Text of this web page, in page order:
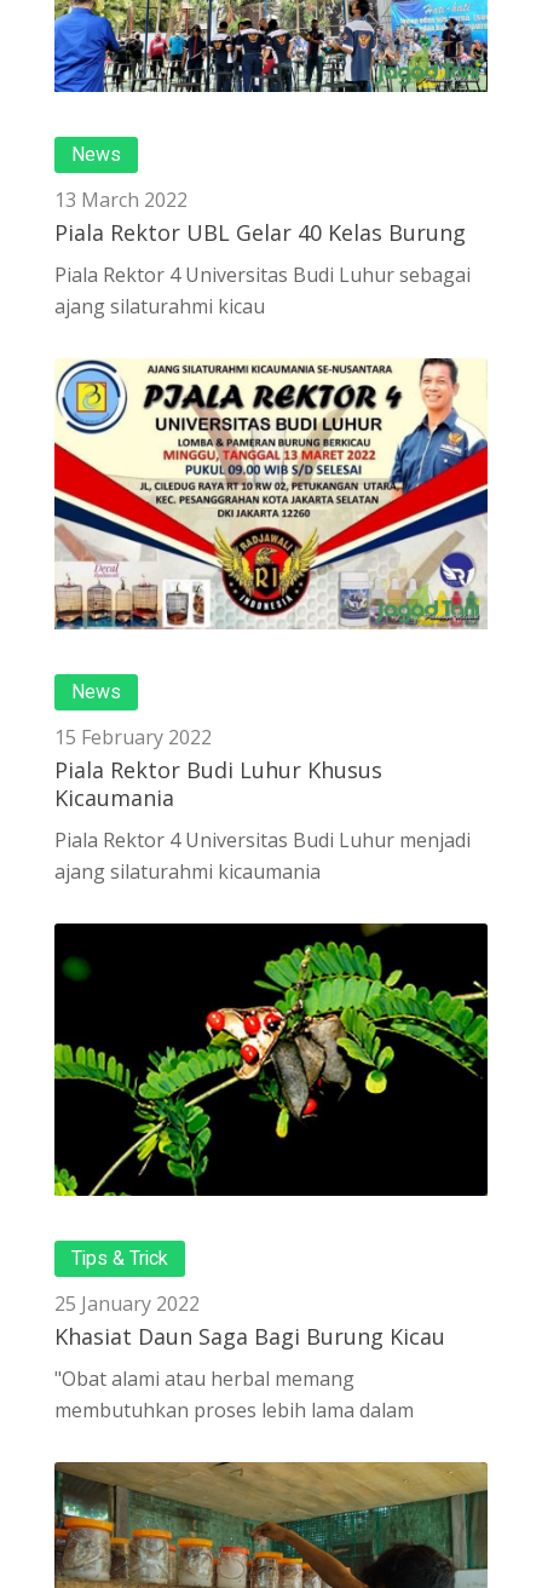
News
13 March 2022
Piala Rektor UBL Gelar 40 Kelas Burung
Piala Rektor 4 Universitas Budi Luhur sebagai
ajang silaturahmi kicau
News
15 February 2022
Piala Rektor Budi Luhur Khusus
Kicaumania
Piala Rektor 4 Universitas Budi Luhur menjadi
ajang silaturahmi kicaumania
Tips & Trick
25 January 2022
Khasiat Daun Saga Bagi Burung Kicau
"Obat alami atau herbal memang
membutuhkan proses lebih lama dalam